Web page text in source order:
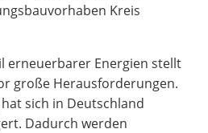
Kreis
erneuerbarer Energien stellt
große Herausforderungen.
sich in Deutschland
Dadurch werden